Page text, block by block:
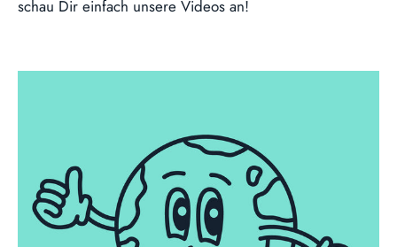
schau Dir einfach unsere Videos an!